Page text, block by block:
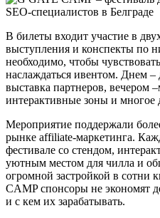
В билеты входит участие в
выступления и конспекты по
необходимо, чтобы
наслаждаться ивентом. Днем –
выставка партнеров, вечером
интерактивные зоны и многое
Мероприятие поддержали
рынке affiliate-маркетинга.
фестивале со стендом,
уютным местом для чилла и
огромной застройкой в сотни
CAMP спонсоры не экономят
и с кем их зарабатывать.